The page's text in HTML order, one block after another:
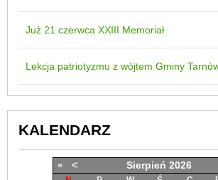
Już 21 czerwca XXIII Memoriał
Lekcja patriotyzmu z wójtem Gminy
KALENDARZ
« < Sierpień 2026